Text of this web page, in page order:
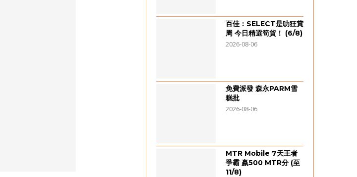
百佳：SELECT是叻狂賞
周 今日精選筍貨！ (6/8)
2026-08-06
免費派發 森永PARM雪
糕批
2026-08-06
MTR Mobile 7天王者
爭霸 嬴500 MTR分 (至
11/8)